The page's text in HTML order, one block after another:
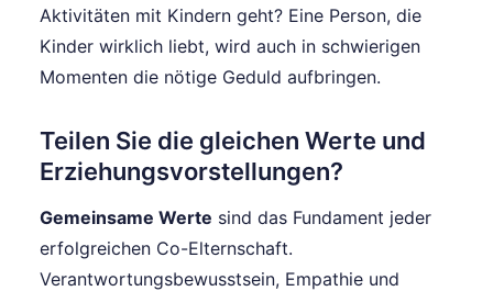
Aktivitäten mit Kindern geht? Eine Person, die
Kinder wirklich liebt, wird auch in schwierigen
Momenten die nötige Geduld aufbringen.
Teilen Sie die gleichen Werte und
Erziehungsvorstellungen?
Gemeinsame Werte sind das Fundament jeder
erfolgreichen Co-Elternschaft.
Verantwortungsbewusstsein, Empathie und